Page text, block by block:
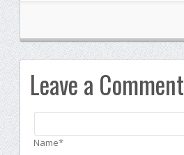
Leave a Comment
Name*